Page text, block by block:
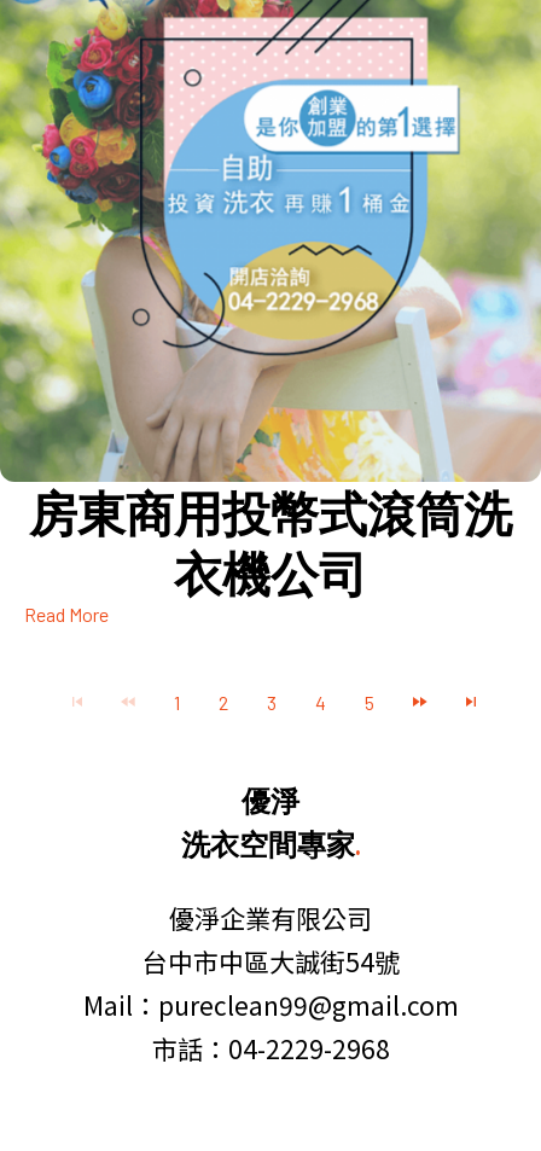
房東商用投幣式滾筒洗
衣機公司
Read More
1 2 3 4 5
優淨
洗衣空間專家.
優淨企業有限公司
台中市中區大誠街54號
Mail：pureclean99@gmail.com
市話：04-2229-2968